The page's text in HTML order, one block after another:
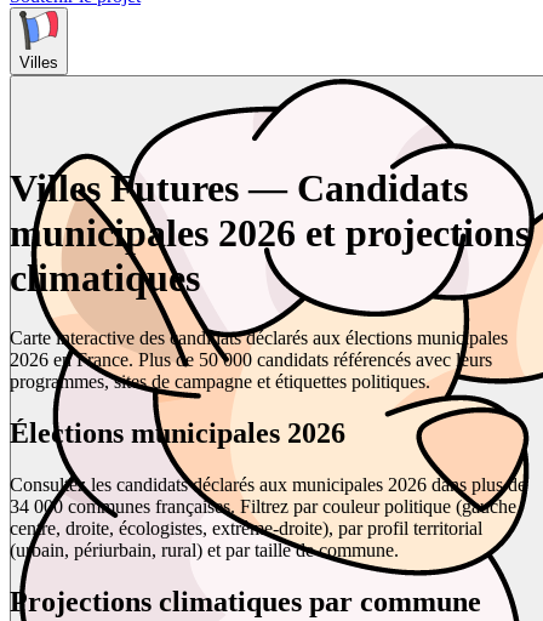
Villes
Villes Futures — Candidats
municipales 2026 et projections
climatiques
Carte interactive des candidats déclarés aux élections municipales
2026 en France. Plus de 50 000 candidats référencés avec leurs
programmes, sites de campagne et étiquettes politiques.
Élections municipales 2026
Consultez les candidats déclarés aux municipales 2026 dans plus de
34 000 communes françaises. Filtrez par couleur politique (gauche,
centre, droite, écologistes, extrême-droite), par profil territorial
(urbain, périurbain, rural) et par taille de commune.
Projections climatiques par commune